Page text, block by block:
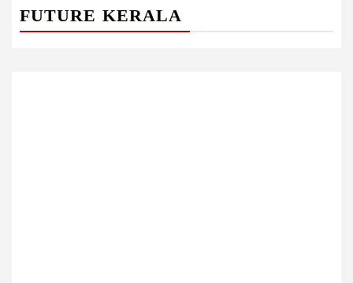
FUTURE KERALA